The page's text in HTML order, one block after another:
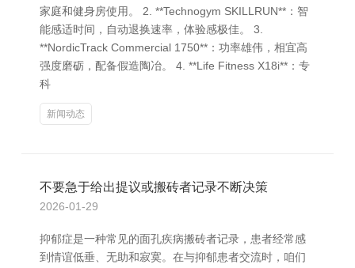
家庭和健身房使用。 2. **Technogym SKILLRUN**：智
能感适时间，自动退换速率，体验感极佳。 3.
**NordicTrack Commercial 1750**：功率雄伟，相宜高
强度磨砺，配备假造陶冶。 4. **Life Fitness X18i**：专
科
新闻动态
不要急于给出提议或搬砖者记录不断决策
2026-01-29
抑郁症是一种常见的面孔疾病搬砖者记录，患者经常感
到情谊低垂、无助和寂寞。在与抑郁患者交流时，咱们